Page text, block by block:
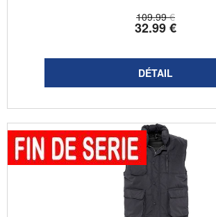
109.99 €
32.99€